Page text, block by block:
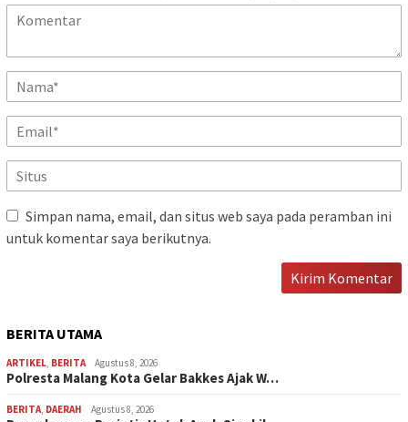
Simpan nama, email, dan situs web saya pada peramban ini
untuk komentar saya berikutnya.
BERITA UTAMA
ARTIKEL, BERITA Agustus 8, 2026
Polresta Malang Kota Gelar Bakkes Ajak W…
BERITA, DAERAH Agustus 8, 2026